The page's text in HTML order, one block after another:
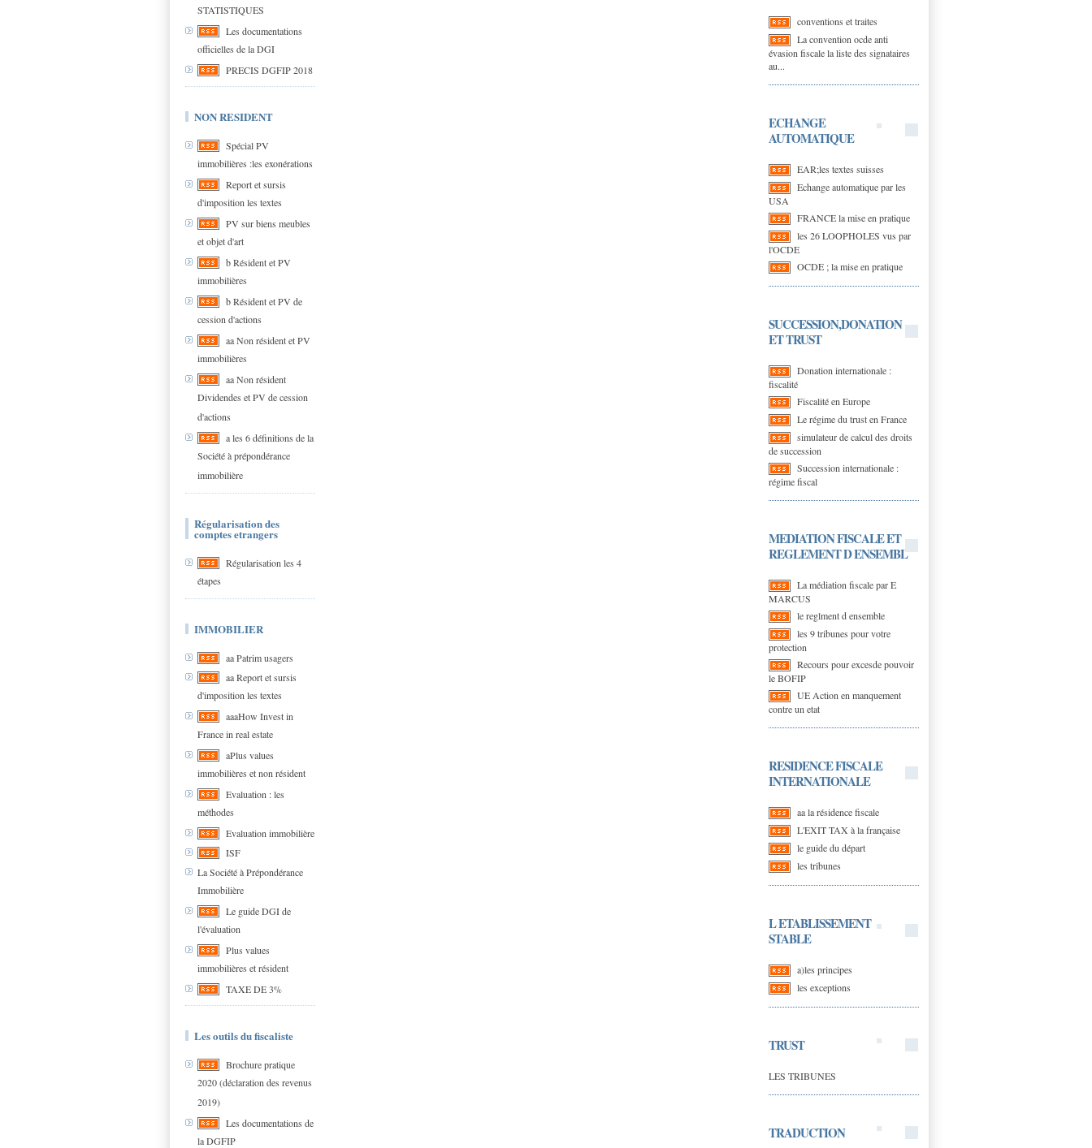
STATISTIQUES
Les documentations
officielles de la DGI
PRECIS DGFIP 2018
NON RESIDENT
Spécial PV
immobilières :les exonérations
Report et sursis
d'imposition les textes
PV sur biens meubles
et objet d'art
b Résident et PV
immobilières
b Résident et PV de
cession d'actions
aa Non résident et PV
immobilières
aa Non résident
Dividendes et PV de cession
d'actions
a les 6 définitions de la
Société à prépondérance
immobilière
Régularisation des
comptes etrangers
Régularisation les 4
étapes
IMMOBILIER
aa Patrim usagers
aa Report et sursis
d'imposition les textes
aaaHow Invest in
France in real estate
aPlus values
immobilières et non résident
Evaluation : les
méthodes
Evaluation immobilière
ISF
La Société à Prépondérance
Immobilière
Le guide DGI de
l'évaluation
Plus values
immobilières et résident
TAXE DE 3%
Les outils du fiscaliste
Brochure pratique
2020 (déclaration des revenus
2019)
Les documentations de
la DGFIP
conventions et traites
La convention ocde anti
évasion fiscale la liste des signataires
au...
ECHANGE
AUTOMATIQUE
EAR;les textes suisses
Echange automatique par les
USA
FRANCE la mise en pratique
les 26 LOOPHOLES vus par
l'OCDE
OCDE ; la mise en pratique
SUCCESSION,DONATION
ET TRUST
Donation internationale :
fiscalité
Fiscalité en Europe
Le régime du trust en France
simulateur de calcul des droits
de succession
Succession internationale :
régime fiscal
MEDIATION FISCALE ET
REGLEMENT D ENSEMBL
La médiation fiscale par E
MARCUS
le reglment d ensemble
les 9 tribunes pour votre
protection
Recours pour excesde pouvoir
le BOFIP
UE Action en manquement
contre un etat
RESIDENCE FISCALE
INTERNATIONALE
aa la résidence fiscale
L'EXIT TAX à la française
le guide du départ
les tribunes
L ETABLISSEMENT
STABLE
a)les principes
les exceptions
TRUST
LES TRIBUNES
TRADUCTION